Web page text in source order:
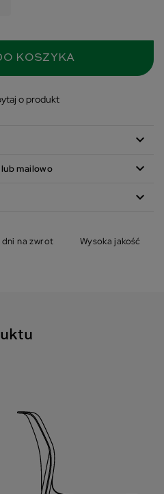
KOSZYKA
o produkt
expand_more
mailowo expand_more
expand_more
na zwrot Wysoka jakość